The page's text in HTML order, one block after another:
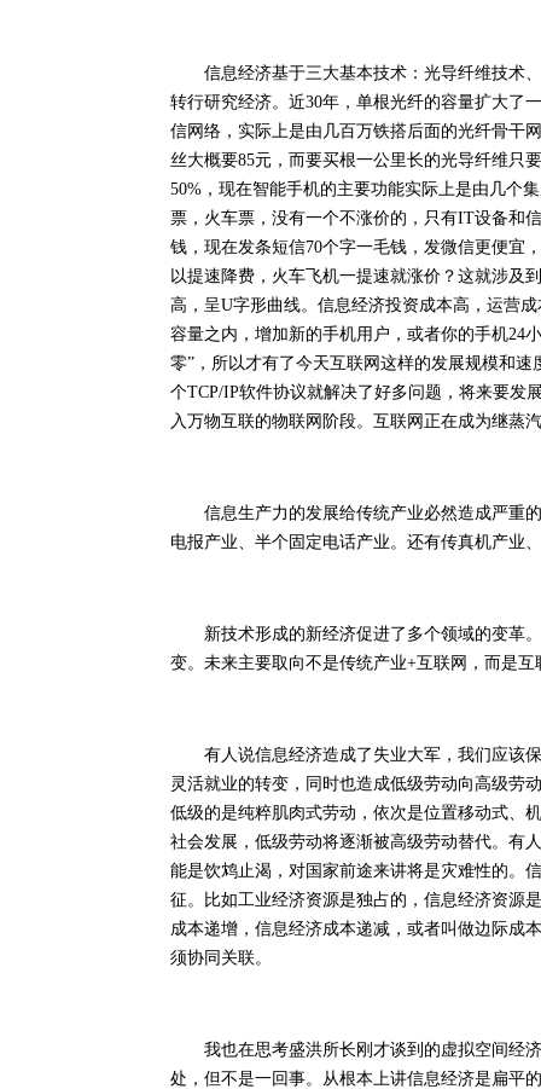
信息经济基于三大基本技术：光导纤维技术、
转行研究经济。近30年，单根光纤的容量扩大了
信网络，实际上是由几百万铁搭后面的光纤骨干
丝大概要85元，而要买根一公里长的光导纤维只
50%，现在智能手机的主要功能实际上是由几个
票，火车票，没有一个不涨价的，只有IT设备和
钱，现在发条短信70个字一毛钱，发微信更便宜
以提速降费，火车飞机一提速就涨价？这就涉及
高，呈U字形曲线。信息经济投资成本高，运营
容量之内，增加新的手机用户，或者你的手机24
零”，所以才有了今天互联网这样的发展规模和
个TCP/IP软件协议就解决了好多问题，将来要
入万物互联的物联网阶段。互联网正在成为继蒸
信息生产力的发展给传统产业必然造成严重的
电报产业、半个固定电话产业。还有传真机产业
新技术形成的新经济促进了多个领域的变革。
变。未来主要取向不是传统产业+互联网，而是互
有人说信息经济造成了失业大军，我们应该保
灵活就业的转变，同时也造成低级劳动向高级劳
低级的是纯粹肌肉式劳动，依次是位置移动式、
社会发展，低级劳动将逐渐被高级劳动替代。有
能是饮鸩止渴，对国家前途来讲将是灾难性的。
征。比如工业经济资源是独占的，信息经济资源
成本递增，信息经济成本递减，或者叫做边际成
须协同关联。
我也在思考盛洪所长刚才谈到的虚拟空间经济
处，但不是一回事。从根本上讲信息经济是扁平